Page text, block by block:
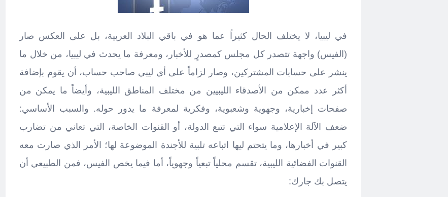
في ليبيا، لا يختلف الحال كثيراً عما هو في باقي البلاد العربية، بل على العكس صار
(الفيس) واجهة تتصدر كل مجلس كمصدرٍ للأخبار، ومعرفة ما يحدث في ليبيا، من خلال ما
ينشر على حسابات المشتركين، وصار لزاماً على أي ليبي صاحب حساب، أن يقوم بإضافة
أكثر عدد ممكن من الأصدقاء الليبيين من مختلف المناطق الليبية، وأيضاً ما يمكن من
صفحات إخبارية، وجهوية وشعبوية، وفكرية لمعرفة ما يدور حوله. والسبب الأساسي:
ضعف الآلة الإعلامية سواء التي تتبع الدولة، أو القنوات الخاصة، التي تعاني من تضارب
كبير في أخبارها، وما يتحتم ليها اتباعه تلبية للأجندة الموضوعة لها؛ الأمر الذي صارت معه
القنوات الفضائية الليبية، تقسم محلياً تبعياً وجهوياً، أما فيما يخص الفيس، فمن الطبيعي أن
يتصل بك جارك: